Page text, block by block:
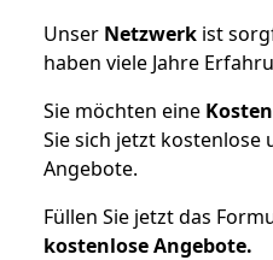
Unser Netzwerk ist
haben viele Jahre
Sie möchten eine
Sie sich jetzt kostenlose
Angebote.
Füllen Sie jetzt das
kostenloseAngebote.